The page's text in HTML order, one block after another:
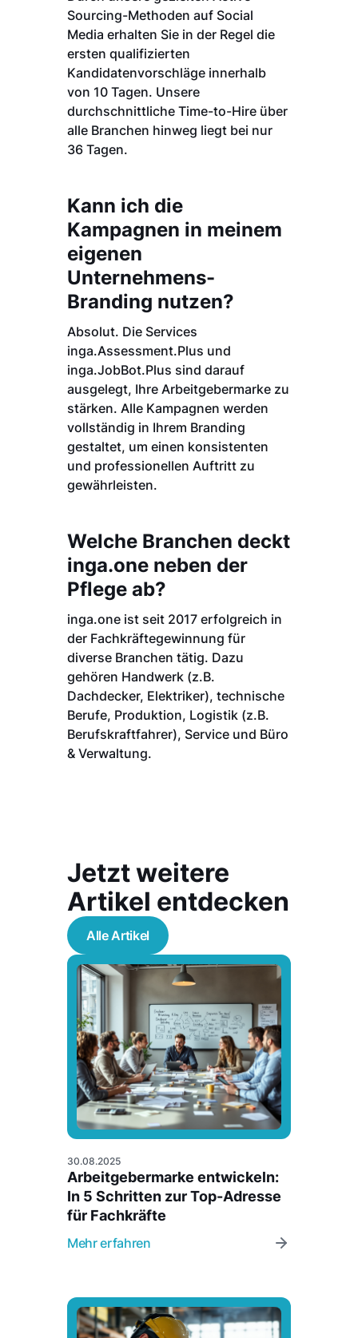
Sourcing-Methoden auf Social
Media erhalten Sie in der Regel die
ersten qualifizierten
Kandidatenvorschläge innerhalb
von 10 Tagen. Unsere
durchschnittliche Time-to-Hire über
alle Branchen hinweg liegt bei nur
36 Tagen.
Kann ich die
Kampagnen in meinem
eigenen
Unternehmens-
Branding nutzen?
Absolut. Die Services
inga.Assessment.Plus und
inga.JobBot.Plus sind darauf
ausgelegt, Ihre Arbeitgebermarke zu
stärken. Alle Kampagnen werden
vollständig in Ihrem Branding
gestaltet, um einen konsistenten
und professionellen Auftritt zu
gewährleisten.
Welche Branchen deckt
inga.one neben der
Pflege ab?
inga.one ist seit 2017 erfolgreich in
der Fachkräftegewinnung für
diverse Branchen tätig. Dazu
gehören Handwerk (z.B.
Dachdecker, Elektriker), technische
Berufe, Produktion, Logistik (z.B.
Berufskraftfahrer), Service und Büro
& Verwaltung.
Jetzt weitere
Artikel entdecken
Alle Artikel
30.08.2025
Arbeitgebermarke entwickeln:
In 5 Schritten zur Top-Adresse
für Fachkräfte
Mehr erfahren